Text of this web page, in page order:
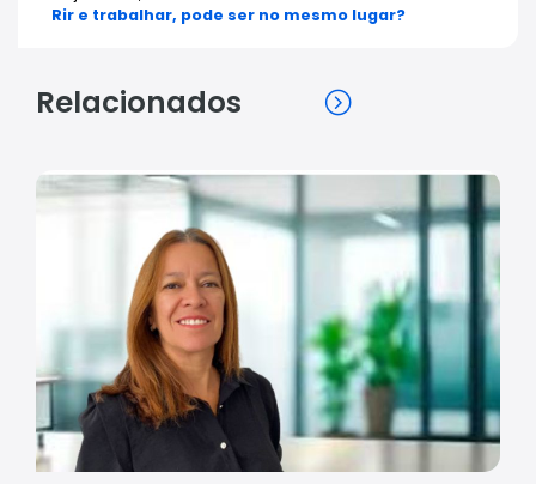
Rir e trabalhar, pode ser no mesmo lugar?
Relacionados